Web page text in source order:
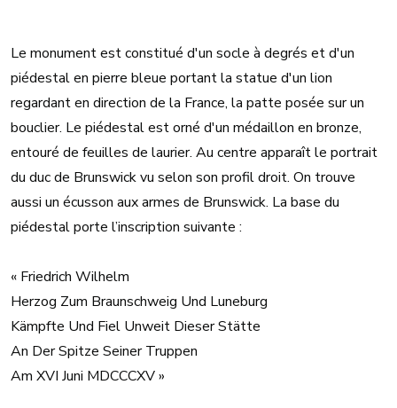
Le monument est constitué d'un socle à degrés et d'un
piédestal en pierre bleue portant la statue d'un lion
regardant en direction de la France, la patte posée sur un
bouclier. Le piédestal est orné d'un médaillon en bronze,
entouré de feuilles de laurier. Au centre apparaît le portrait
du duc de Brunswick vu selon son profil droit. On trouve
aussi un écusson aux armes de Brunswick. La base du
piédestal porte l’inscription suivante :
« Friedrich Wilhelm
Herzog Zum Braunschweig Und Luneburg
Kämpfte Und Fiel Unweit Dieser Stätte
An Der Spitze Seiner Truppen
Am XVI Juni MDCCCXV »